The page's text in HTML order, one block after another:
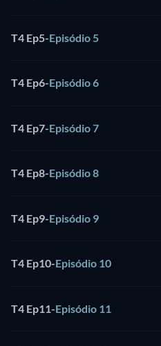
T4 Ep5-Episódio 5
T4 Ep6-Episódio 6
T4 Ep7-Episódio 7
T4 Ep8-Episódio 8
T4 Ep9-Episódio 9
T4 Ep10-Episódio 10
T4 Ep11-Episódio 11